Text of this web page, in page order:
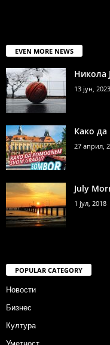
EVEN MORE NEWS
Никола
13 јун, 2023
Како да
27 април,
July
1 јул, 2018
POPULAR CATEGORY
Новости
Бизнес
Култура